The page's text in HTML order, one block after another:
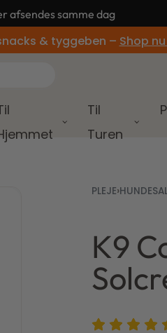
køb over 499,-
& tyggeben – Shop
Til
Turen
PLEJE›
K9